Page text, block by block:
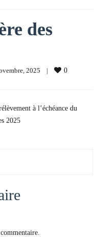
des
2025 | 0
à l’échéance du
2025